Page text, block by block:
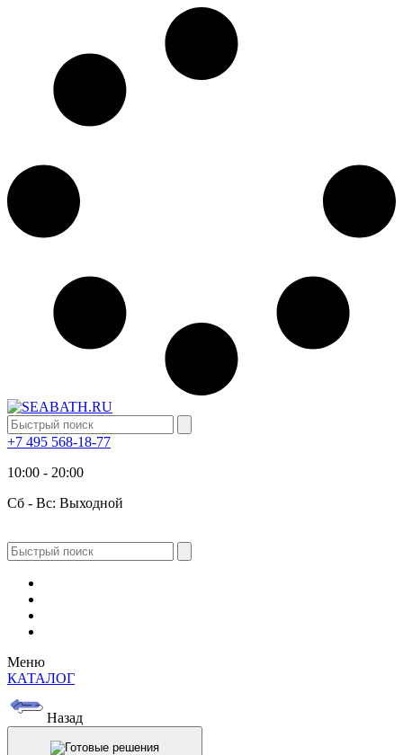
+7 495 568-18-77
10:00 - 20:00
Сб - Вс: Выходной
Меню
КАТАЛОГ
Назад